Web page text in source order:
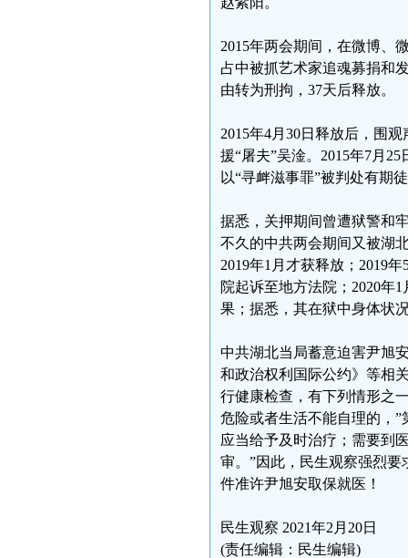
2015年两会期间，在微博、
占中被抓艺术家追魂募捐和
由转为刑拘，37天后释放。
2015年4月30日释放后，围
援“屠夫”吴淦。2015年7月
以“寻衅滋事罪”被判处有期
据悉，关押期间曾遭狱警和
不久的中共两会期间又被湖
2019年1月才获释放；2019
院起诉至地方法院；2020年
果；据悉，其在狱中身体状
中共湖北当局蓄意迫害尹旭
和政治权利国际公约》等相
行健康检查，有下列情形之
危险或者生活不能自理的，
应当给予及时治疗；需要到
审。”因此，民生观察强烈
件准许尹旭安取保就医！
民生观察 2021年2月20日
(责任编辑：民生编辑)